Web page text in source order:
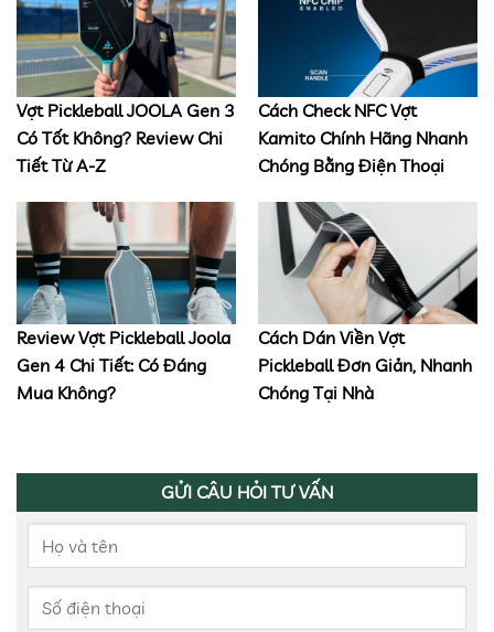
Vợt Pickleball JOOLA Gen 3
Có Tốt Không? Review Chi
Tiết Từ A-Z
Cách Check NFC Vợt
Kamito Chính Hãng Nhanh
Chóng Bằng Điện Thoại
Review Vợt Pickleball Joola
Gen 4 Chi Tiết: Có Đáng
Mua Không?
Cách Dán Viền Vợt
Pickleball Đơn Giản, Nhanh
Chóng Tại Nhà
GỬI CÂU HỎI TƯ VẤN